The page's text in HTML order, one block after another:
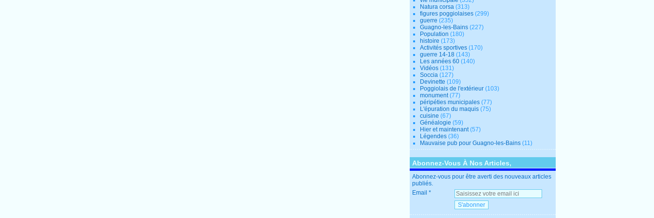
Natura corsa (313)
figures poggiolaises (299)
guerre (235)
Guagno-les-Bains (227)
Population (180)
histoire (173)
Activités sportives (170)
guerre 14-18 (143)
Les années 60 (140)
Vidéos (131)
Soccia (127)
Devinette (109)
Poggiolais de l'extérieur (103)
monument(77)
péripéties municipales (77)
L'épuration du maquis (75)
cuisine (67)
Généalogie (59)
Hier et maintenant(57)
Légendes (36)
Mauvaise pub pour Guagno-les-Bains (11)
Abonnez-Vous À Nos Articles,
Abonnez-vous pour être averti des nouveaux articles
publiés.
Email